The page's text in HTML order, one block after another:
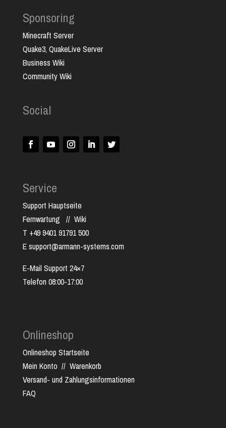
Sponsoring
Minecraft Server
Quake3, QuakeLive Server
Business Wiki
Community Wiki
Social
Service
Support Hauptseite
Fernwartung // Wiki
T +49 9401 91791 500
E support@armann-systems.com
E-Mail Support 24×7
Telefon 08:00-17:00
Onlineshop
Onlineshop Startseite
Mein Konto // Warenkorb
Versand- und Zahlungsinformationen
FAQ